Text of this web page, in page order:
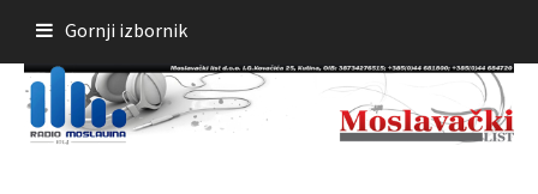
sadržaja
Gornji izbornik